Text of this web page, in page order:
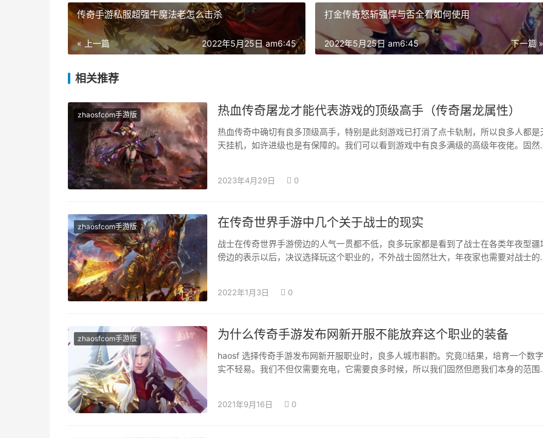
传奇手游私服超强牛魔法老怎么击杀
« 上一篇 2022年5月25日 am6:45
打金传奇怒斩强悍与否全看如何使用
下一篇 »
2022年5月25日 am6:45
相关推荐
zhaosfcom手游版 热血传奇屠龙才能代表游戏的顶级高手（传奇屠龙属性）
热血传奇中确切有良多顶级高手，特别是此刻游戏已打消了点卡轨制，所以良多人都是
天挂机，如许进级也是有保障的。我们可以看到游戏中有良多满级的高级年夜佬。固然
2023年4月29日 0
zhaosfcom手游版 在传奇世界手游中几个关于战士的现实
战士在传奇世界手游傍边的人气一贯都不低，良多玩家都是看到了战士在各类年夜型疆
傍边的表示以后，决议选择玩这个职业的，不外战士固然壮大，年夜家也需要对战士的
2022年1月3日 0
zhaosfcom手游版 为什么传奇手游发布网新开服不能放弃这个职业的装备
haosf 选择传奇手游发布网新开服职业时，良多人城市斟酌。究竟结果，培育一个数
实不轻易。我们不但仅需要充电，它需要良多时候，所以我们固然但愿我们本身的范围
2021年9月16日 0